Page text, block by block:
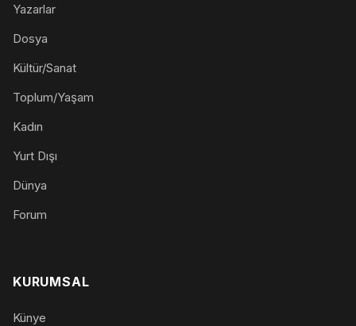
Yazarlar
Dosya
Kültür/Sanat
Toplum/Yaşam
Kadın
Yurt Dışı
Dünya
Forum
KURUMSAL
Künye